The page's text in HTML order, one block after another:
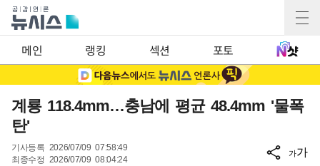
메인 랭킹 섹션 포토
계룡 118.4mm…충남에 평균 48.4mm '물폭
탄'
기사등록 2026/07/09 07:58:49
최종수정 2026/07/09 08:04:24
가가